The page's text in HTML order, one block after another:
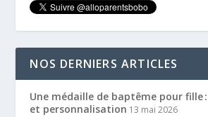
NOS DERNIERS ARTICLES
Une médaille de baptême pour fille
et personnalisation 13 mai 2026